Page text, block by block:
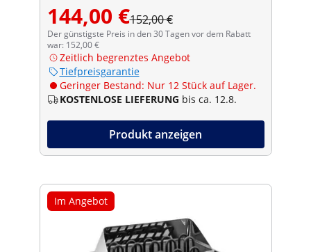
144,00 €152,00 €
Der günstigste Preis in den 30 Tagen vor dem Rabatt
war: 152,00 €
Zeitlich begrenztes Angebot
Tiefpreisgarantie
Geringer Bestand: Nur 12 Stück auf Lager.
KOSTENLOSE LIEFERUNG bis ca. 12.8.
Produkt anzeigen
Im Angebot